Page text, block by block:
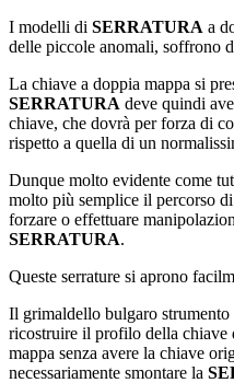
I modelli di SERRATURA a
delle piccole anomali, soffrono
La chiave a doppia mappa si
SERRATURA deve quindi
chiave, che dovrà per forza di
rispetto a quella di un
Dunque molto evidente come
molto più semplice il percorso
forzare o effettuare
SERRATURA.
Queste serrature si aprono
Il grimaldello bulgaro
ricostruire il profilo della chiave
mappa senza avere la chiave
necessariamente smontare la